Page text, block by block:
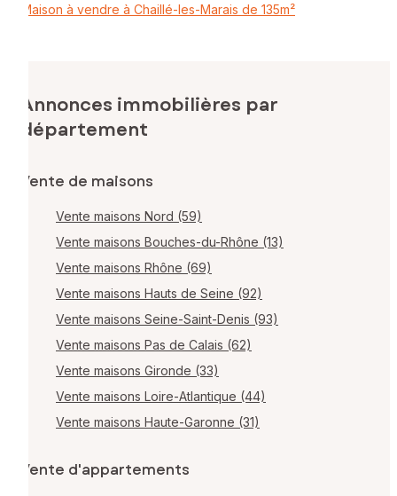
Maison à vendre à Chaillé-les-Marais de 135m²
Annonces immobilières par
département
Vente de maisons
Vente maisons Nord (59)
Vente maisons Bouches-du-Rhône (13)
Vente maisons Rhône (69)
Vente maisons Hauts de Seine (92)
Vente maisons Seine-Saint-Denis (93)
Vente maisons Pas de Calais (62)
Vente maisons Gironde (33)
Vente maisons Loire-Atlantique (44)
Vente maisons Haute-Garonne (31)
Vente d'appartements